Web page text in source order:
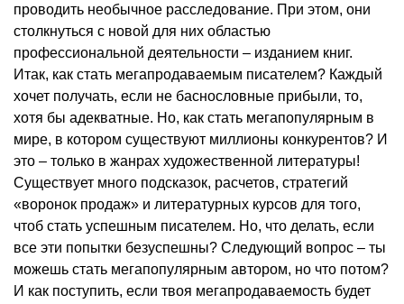
проводить необычное расследование. При этом, они
столкнуться с новой для них областью
профессиональной деятельности – изданием книг.
Итак, как стать мегапродаваемым писателем? Каждый
хочет получать, если не баснословные прибыли, то,
хотя бы адекватные. Но, как стать мегапопулярным в
мире, в котором существуют миллионы конкурентов? И
это – только в жанрах художественной литературы!
Существует много подсказок, расчетов, стратегий
«воронок продаж» и литературных курсов для того,
чтоб стать успешным писателем. Но, что делать, если
все эти попытки безуспешны? Следующий вопрос – ты
можешь стать мегапопулярным автором, но что потом?
И как поступить, если твоя мегапродаваемость будет